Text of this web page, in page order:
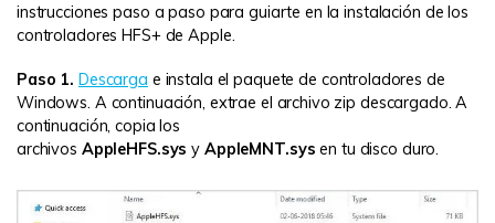
instrucciones paso a paso para guiarte en la instalación de los
controladores HFS+ de Apple.
Paso 1. Descarga e instala el paquete de controladores de
Windows. A continuación, extrae el archivo zip descargado. A
continuación, copia los
archivos AppleHFS.sys y AppleMNT.sys en tu disco duro.